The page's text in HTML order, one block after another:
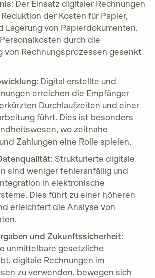
: Der Einsatz digitaler Rechnungen
der Kosten für Papier,
Lagerung von Papierdokumenten.
durch die
von Rechnungsprozessen gesenkt
: Digital erstellte und
erreichen die Empfänger
Durchlaufzeiten und einer
führt. Dies ist besonders
wo zeitnahe
Zahlungen eine Rolle spielen.
: Strukturierte digitale
sind weniger fehleranfällig und
in elektronische
Dies führt zu einer höheren
erleichtert die Analyse von
und Zukunftssicherheit:
unmittelbare gesetzliche
digitale Rechnungen im
zu verwenden, bewegen sich